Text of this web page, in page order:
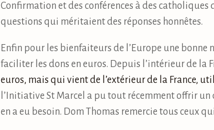
Confirmation et des conférences à des
questions qui méritaient des réponses honnêtes.
Enfin pour les bienfaiteurs de l’Europe une bonne
faciliter les dons en euros. Depuis l’intérieur de la
euros, mais qui vient de l’extérieur de la France,
l’Initiative St Marcel a pu tout récemment offrir
en a eu besoin. Dom Thomas remercie tous ceux